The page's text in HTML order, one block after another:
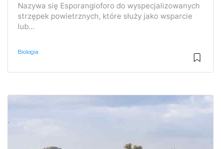
Nazywa się Esporangioforo do wyspecjalizowanych
strzępek powietrznych, które służy jako wsparcie
lub...
Biologia